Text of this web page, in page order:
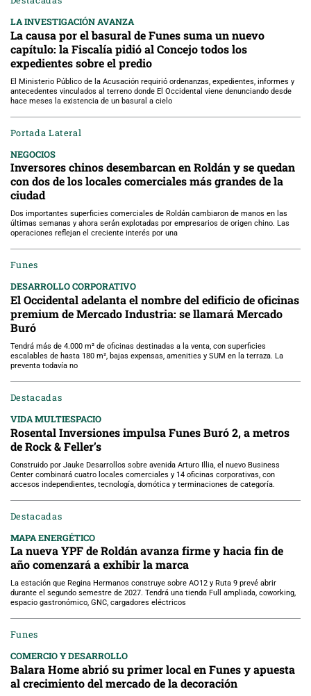
LA INVESTIGACIÓN AVANZA
La causa por el basural de Funes suma un nuevo
capítulo: la Fiscalía pidió al Concejo todos los
expedientes sobre el predio
El Ministerio Público de la Acusación requirió ordenanzas, expedientes, informes y
antecedentes vinculados al terreno donde El Occidental viene denunciando desde
hace meses la existencia de un basural a cielo
Portada Lateral
NEGOCIOS
Inversores chinos desembarcan en Roldán y se quedan
con dos de los locales comerciales más grandes de la
ciudad
Dos importantes superficies comerciales de Roldán cambiaron de manos en las
últimas semanas y ahora serán explotadas por empresarios de origen chino. Las
operaciones reflejan el creciente interés por una
Funes
DESARROLLO CORPORATIVO
El Occidental adelanta el nombre del edificio de oficinas
premium de Mercado Industria: se llamará Mercado
Buró
Tendrá más de 4.000 m² de oficinas destinadas a la venta, con superficies
escalables de hasta 180 m², bajas expensas, amenities y SUM en la terraza. La
preventa todavía no
Destacadas
VIDA MULTIESPACIO
Rosental Inversiones impulsa Funes Buró 2, a metros
de Rock & Feller’s
Construido por Jauke Desarrollos sobre avenida Arturo Illia, el nuevo Business
Center combinará cuatro locales comerciales y 14 oficinas corporativas, con
accesos independientes, tecnología, domótica y terminaciones de categoría.
Destacadas
MAPA ENERGÉTICO
La nueva YPF de Roldán avanza firme y hacia fin de
año comenzará a exhibir la marca
La estación que Regina Hermanos construye sobre AO12 y Ruta 9 prevé abrir
durante el segundo semestre de 2027. Tendrá una tienda Full ampliada, coworking,
espacio gastronómico, GNC, cargadores eléctricos
Funes
COMERCIO Y DESARROLLO
Balara Home abrió su primer local en Funes y apuesta
al crecimiento del mercado de la decoración